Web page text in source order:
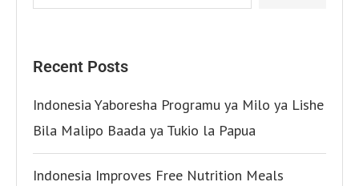
Recent Posts
Indonesia Yaboresha Programu ya Milo ya Lishe
Bila Malipo Baada ya Tukio la Papua
Indonesia Improves Free Nutrition Meals